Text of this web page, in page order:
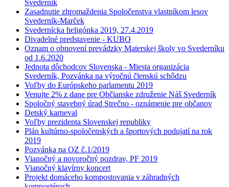
Svederník
Zasadnutie zhromaždenia Spoločenstva vlastníkom lesov
Svederník-Marček
Svedernícka heligónka 2019, 27.4.2019
Divadelné predstavenie - KUBO
Oznam o obnovení prevádzky Materskej školy vo Svederníku
od 1.6.2020
Jednota dôchodcov Slovenska - Miesta organizácia
Svederník, Pozvánka na výročnú členskú schôdzu
Voľby do Európskeho parlamentu 2019
Venujte 2% z dane pre Občianske združenie Náš Svederník
Spoločný stavebný úrad Strečno - oznámenie pre občanov
Detský karneval
Voľby prezidenta Slovenskej republiky
Plán kultúrno-spoločenských a športových podujatí na rok
2019
Pozvánka na OZ č.1/2019
Vianočný a novoročný pozdrav, PF 2019
Vianočný klavírny koncert
Projekt domáceho kompostovania v záhradných